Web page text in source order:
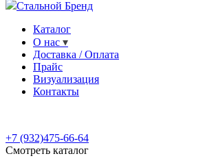
Стальной Бренд
Каталог
О нас
Доставка / Оплата
Прайс
Визуализация
Контакты
+7 (932)475-66-64
Смотреть каталог